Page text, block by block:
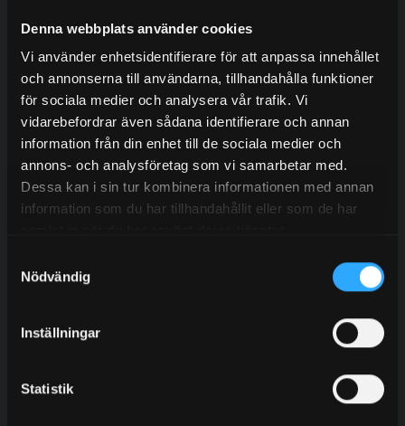
Denna webbplats använder cookies
Vi använder enhetsidentifierare för att anpassa innehållet
och annonserna till användarna, tillhandahålla funktioner
för sociala medier och analysera vår trafik. Vi
vidarebefordrar även sådana identifierare och annan
information från din enhet till de sociala medier och
annons- och analysföretag som vi samarbetar med.
Dessa kan i sin tur kombinera informationen med annan
information som du har tillhandahållit eller som de har
Nödvändig
Inställningar
Statistik
Kontakta våra erfarna säljare för att veta mer om våra
tjänster.
Olof Svensson
Kontakt